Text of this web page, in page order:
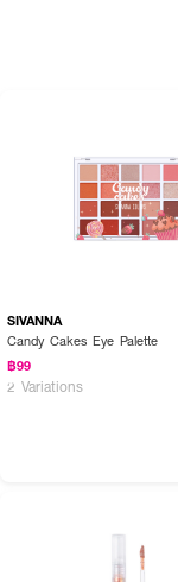
SIVANNA
Candy Cakes Eye Palette
฿99
2 Variations